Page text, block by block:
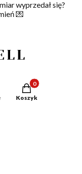
wyprzedał się?
💌
Produkty w
Koszyk